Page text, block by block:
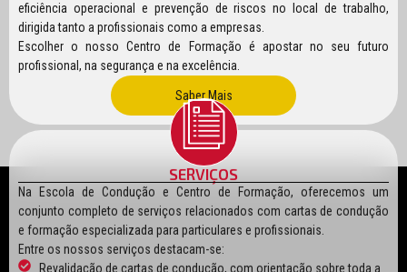
eficiência operacional e prevenção de riscos no local de trabalho,
dirigida tanto a profissionais como a empresas.
Escolher o nosso Centro de Formação é apostar no seu futuro
profissional, na segurança e na excelência.
Saber Mais
SERVIÇOS
Na Escola de Condução e Centro de Formação, oferecemos um
conjunto completo de serviços relacionados com cartas de condução
e formação especializada para particulares e profissionais.
Entre os nossos serviços destacam-se:
Revalidação de cartas de condução, com orientação sobre toda a